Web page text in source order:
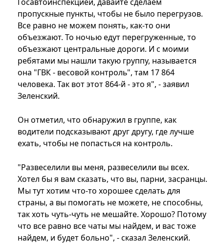
пропускные пункты, чтобы не было перегрузов.
Все равно не можем понять, как-то они
объезжают. То ночью едут перегруженные, то
объезжают центральные дороги. И с моими
ребятами мы нашли такую группу, называется
она "ГВК - весовой контроль", там 17 864
человека. Так вот этот 864-й - это я", - заявил
Зеленский.
Он отметил, что обнаружил в группе, как
водители подсказывают друг другу, где лучше
ехать, чтобы не попасться на контроль.
"Развеселили вы меня, развеселили вы всех.
Хотел бы я вам сказать, что вы, парни, засранцы.
Мы тут хотим что-то хорошее сделать для
страны, а вы помогать не можете, не способны,
так хоть чуть-чуть не мешайте. Хорошо? Потому
что все равно все чаты мы найдем, и вас тоже
найдем, и будет больно", - сказал Зеленский.